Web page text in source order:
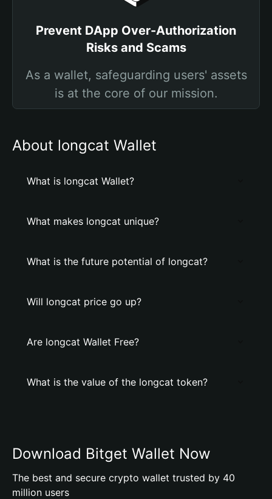
Prevent DApp Over-Authorization
Risks and Scams
As a wallet, safeguarding users' assets
is at the core of our mission.
About longcat Wallet
What is longcat Wallet?
What makes longcat unique?
What is the future potential of longcat?
Will longcat price go up?
Are longcat Wallet Free?
What is the value of the longcat token?
Download Bitget Wallet Now
The best and secure crypto wallet trusted by 40
million users